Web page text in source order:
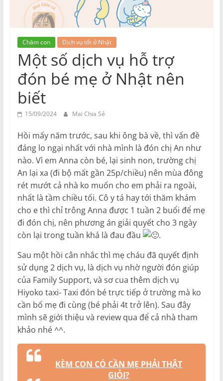
Chăm con Dịch vụ tốt ở Nhật
Một số dịch vụ hỗ trợ
đón bé mẹ ở Nhật nên
biết
15/09/2024 Mai Chia Sẻ
Hồi mấy năm trước, sau khi ông bà về, thì vấn đề
đáng lo ngại nhất với nhà mình là đón chị An như
nào. Vì em Anna còn bé, lại sinh non, trường chị
An lại xa (đi bộ mất gần 25p/chiều) nên mùa đông
rét mướt cả nhà ko muốn cho em phải ra ngoài,
nhất là tầm chiều tối. Cô y tá hay tới thăm khám
cho e thì chỉ trông Anna được 1 tuần 2 buổi để mẹ
đi đón chị, nên phương án giải quyết cho 3 ngày
còn lại trong tuần khá là đau đầu
.
Sau một hồi cân nhắc thì mẹ cháu đã quyết định
sử dụng 2 dịch vụ, là dịch vụ nhờ người đón giúp
của Family Support, và sơ cua thêm dịch vụ
Hiyoko taxi- Taxi đón bé trực tiếp ở trường mà ko
cần bố mẹ đi cùng (bé phải 4t trở lên). Sau đây
mình sẽ giới thiệu và review qua để cả nhà tham
khảo nhé ^^.
KÈM CON CÓ CẦN MẸ PHẢI THẬT
GIỎI?